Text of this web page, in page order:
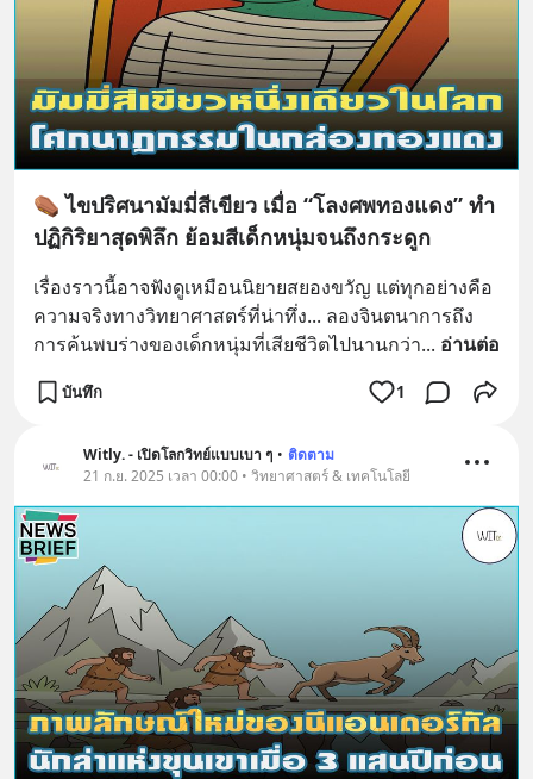
⚰️ ไขปริศนามัมมี่สีเขียว เมื่อ “โลงศพทองแดง” ทำ
ปฏิกิริยาสุดพิลึก ย้อมสีเด็กหนุ่มจนถึงกระดูก
เรื่องราวนี้อาจฟังดูเหมือนนิยายสยองขวัญ แต่ทุกอย่างคือ
ความจริงทางวิทยาศาสตร์ที่น่าทึ่ง... ลองจินตนาการถึง
การค้นพบร่างของเด็กหนุ่มที่เสียชีวิตไปนานกว่า... อ่านต่อ
บันทึก 1
Witly. - เปิดโลกวิทย์แบบเบา ๆ • ติดตาม
21 ก.ย. 2025 เวลา 00:00 • วิทยาศาสตร์ & เทคโนโลยี